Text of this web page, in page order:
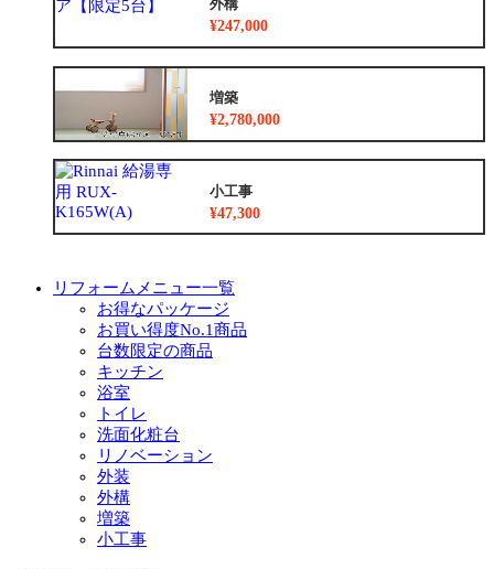
外構
¥247,000
増築
¥2,780,000
小工事
¥47,300
リフォームメニュー一覧
お得なパッケージ
お買い得度No.1商品
台数限定の商品
キッチン
浴室
トイレ
洗面化粧台
リノベーション
外装
外構
増築
小工事